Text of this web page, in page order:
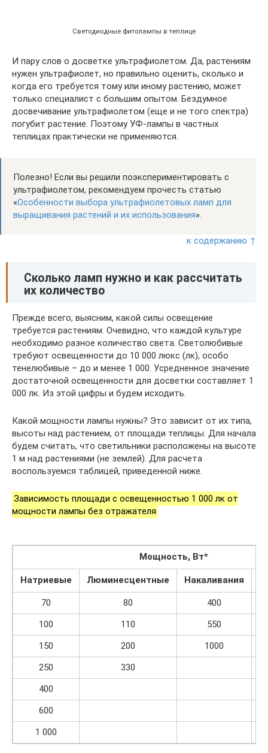
Светодиодные фитолампы в теплице
И пару слов о досветке ультрафиолетом. Да, растениям
нужен ультрафиолет, но правильно оценить, сколько и
когда его требуется тому или иному растению, может
только специалист с большим опытом. Бездумное
досвечивание ультрафиолетом (еще и не того спектра)
погубит растение. Поэтому УФ-лампы в частных
теплицах практически не применяются.
Полезно! Если вы решили поэкспериментировать с
ультрафиолетом, рекомендуем прочесть статью
«Особенности выбора ультрафиолетовых ламп для
выращивания растений и их использования».
к содержанию ↑
Сколько ламп нужно и как рассчитать
их количество
Прежде всего, выясним, какой силы освещение
требуется растениям. Очевидно, что каждой культуре
необходимо разное количество света. Светолюбивые
требуют освещенности до 10 000 люкс (лк), особо
тенелюбивые – до и менее 1 000. Усредненное значение
достаточной освещенности для досветки составляет 1
000 лк. Из этой цифры и будем исходить.
Какой мощности лампы нужны? Это зависит от их типа,
высоты над растением, от площади теплицы. Для начала
будем считать, что светильники расположены на высоте
1 м над растениями (не землей). Для расчета
воспользуемся таблицей, приведенной ниже.
Зависимость площади с освещенностью 1 000 лк от
мощности лампы без отражателя
Мощность, Вт*
Натриевые Люминесцентные Накаливания
70 80
400
100
110
550
150
200
1000
250
330
400
600
1 000